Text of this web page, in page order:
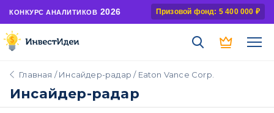
КОНКУРС АНАЛИТИКОВ 2026 Призовой фонд: 5 400 000 ₽
Главная /Инсайдер-радар / Eaton Vance Corp.
Инсайдер-радар